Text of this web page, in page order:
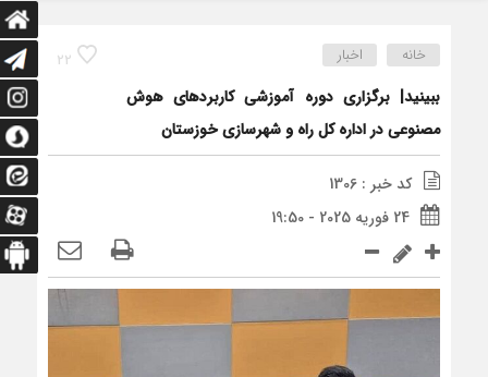
22 خانه اخبار
ببینید| برگزاری دوره آموزشی کاربردهای هوش
مصنوعی در اداره کل راه و شهرسازی خوزستان
کد خبر : 1306
24 فوریه 2025 - 19:50